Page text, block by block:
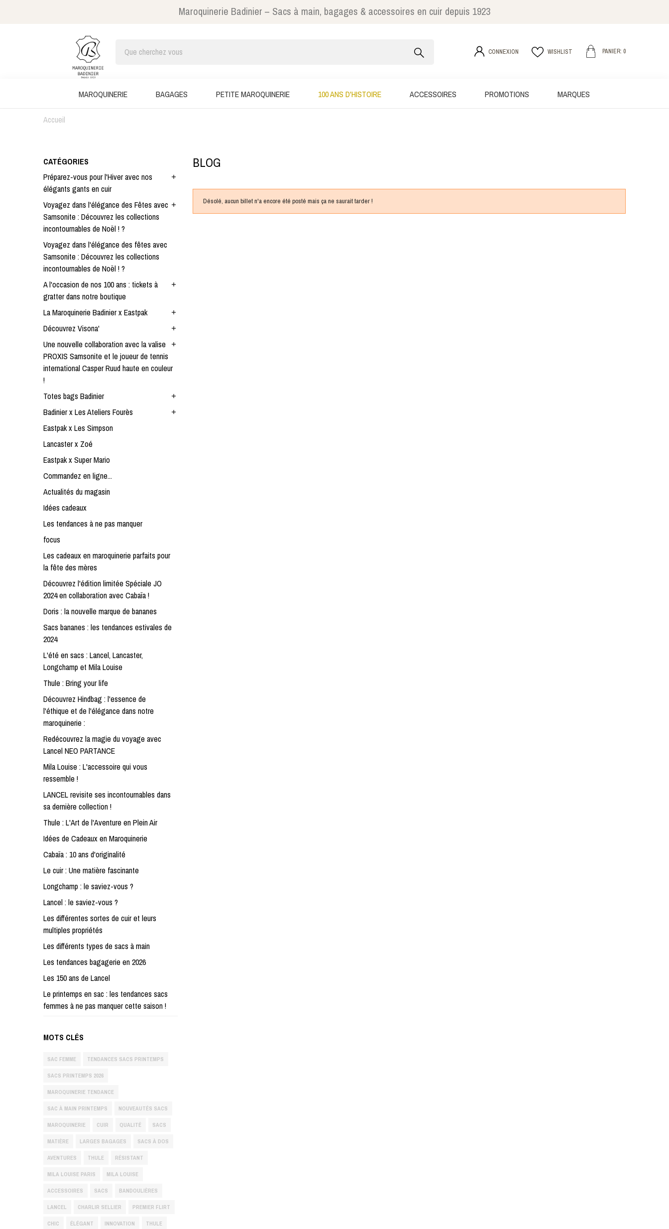
Maroquinerie Badinier – Sacs à main, bagages & accessoires en cuir depuis 1923
CONNEXION WISHLIST PANIER: 0
MAROQUINERIE BAGAGES PETITE MAROQUINERIE 100 ANS D'HISTOIRE ACCESSOIRES PROMOTIONS MARQUES
Accueil
CATÉGORIES
Préparez-vous pour l'Hiver avec nos
élégants gants en cuir
add
Voyagez dans l'élégance des Fêtes avec
Samsonite : Découvrez les collections
incontournables de Noël ! ?
add
Voyagez dans l'élégance des fêtes avec
Samsonite : Découvrez les collections
incontournables de Noël ! ?
A l'occasion de nos 100 ans : tickets à
gratter dans notre boutique
add
La Maroquinerie Badinier x Eastpak add
Découvrez Visona' add
Une nouvelle collaboration avec la valise
PROXIS Samsonite et le joueur de tennis
international Casper Ruud haute en couleur
!
add
Totes bags Badinier add
Badinier x Les Ateliers Fourès add
Eastpak x Les Simpson
Lancaster x Zoé
Eastpak x Super Mario
Commandez en ligne...
Actualités du magasin
Idées cadeaux
Les tendances à ne pas manquer
focus
Les cadeaux en maroquinerie parfaits pour
la fête des mères
Découvrez l'édition limitée Spéciale JO
2024 en collaboration avec Cabaïa !
Doris : la nouvelle marque de bananes
Sacs bananes : les tendances estivales de
2024
L'été en sacs : Lancel, Lancaster,
Longchamp et Mila Louise
Thule : Bring your life
Découvrez Hindbag : l'essence de
l'éthique et de l'élégance dans notre
maroquinerie :
Redécouvrez la magie du voyage avec
Lancel NEO PARTANCE
Mila Louise : L'accessoire qui vous
ressemble !
LANCEL revisite ses incontournables dans
sa dernière collection !
Thule : L'Art de l'Aventure en Plein Air
Idées de Cadeaux en Maroquinerie
Cabaïa : 10 ans d'originalité
Le cuir : Une matière fascinante
Longchamp : le saviez-vous ?
Lancel : le saviez-vous ?
Les différentes sortes de cuir et leurs
multiples propriétés
Les différents types de sacs à main
Les tendances bagagerie en 2026
Les 150 ans de Lancel
Le printemps en sac : les tendances sacs
femmes à ne pas manquer cette saison !
MOTS CLÉS
SAC FEMME TENDANCES SACS PRINTEMPS
SACS PRINTEMPS 2026
MAROQUINERIE TENDANCE
SAC À MAIN PRINTEMPS NOUVEAUTÉS SACS
MAROQUINERIE CUIR QUALITÉ SACS
MATIÈRE LARGES BAGAGES SACS À DOS
AVENTURES THULE RÉSISTANT
MILA LOUISE PARIS MILA LOUISE
ACCESSOIRES SACS BANDOULIÈRES
LANCEL CHARLIR SELLIER PREMIER FLIRT
CHIC ÉLÉGANT INNOVATION THULE
BLOG
Désolé, aucun billet n'a encore été posté mais ça ne saurait tarder !